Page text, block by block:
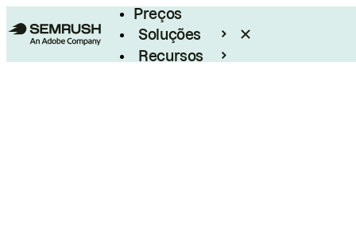
Preços
Soluções
Recursos